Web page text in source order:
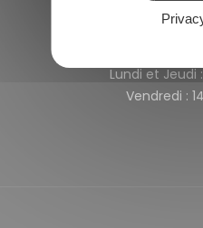
Lundi et Jeudi :
Vendredi :